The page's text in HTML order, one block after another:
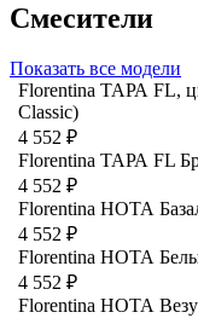
Смесители
Показать все модели
Florentina ТАРА FL,
Classic)
4 552 ₽
Florentina ТАРА FL
4 552 ₽
Florentina НОТА
4 552 ₽
Florentina НОТА
4 552 ₽
Florentina НОТА